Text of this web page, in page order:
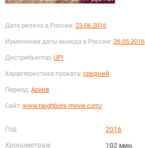
Дата релиза в России: 23.06.2016
Изменение даты выхода в России: 26.05.2016
Дистрибьютор: UPI
Характеристика проката: средний
Период: Архив
Сайт: www.neighbors-movie.com/
Год
2016
Хронометраж
102 мин.